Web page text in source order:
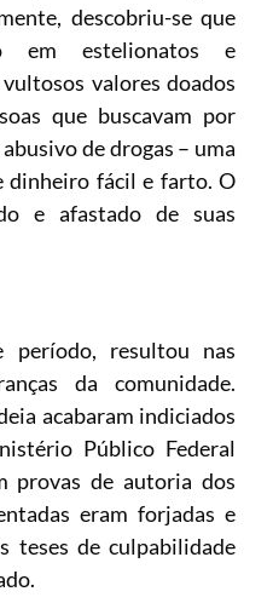
descobriu-se que
em estelionatos e
valores doados
que buscavam por
de drogas – uma
dinheiro fácil e farto. O
e afastado de suas
período, resultou nas
da comunidade.
acabaram indiciados
Público Federal
provas de autoria dos
eram forjadas e
teses de culpabilidade